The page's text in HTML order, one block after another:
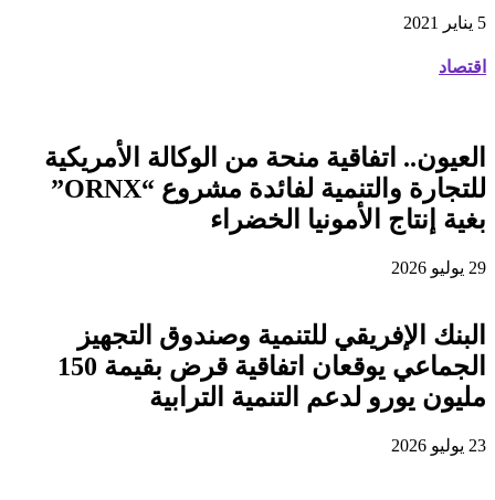
5 يناير 2021
اقتصاد
العيون.. اتفاقية منحة من الوكالة الأمريكية
للتجارة والتنمية لفائدة مشروع “ORNX”
بغية إنتاج الأمونيا الخضراء
29 يوليو 2026
البنك الإفريقي للتنمية وصندوق التجهيز
الجماعي يوقعان اتفاقية قرض بقيمة 150
مليون يورو لدعم التنمية الترابية
23 يوليو 2026